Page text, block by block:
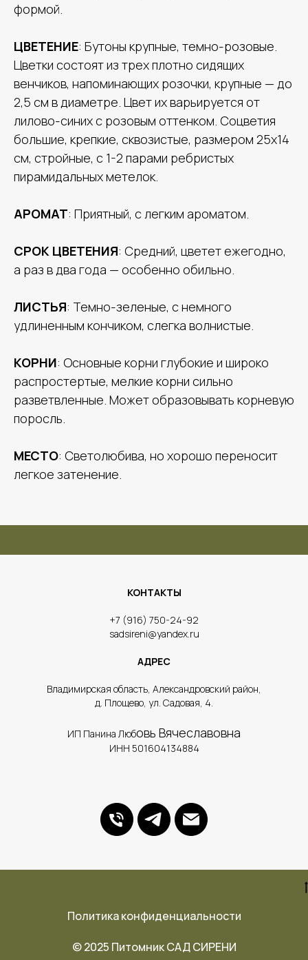
формой.
ЦВЕТЕНИЕ: Бутоны крупные, темно-розовые.
Цветки состоят из трех плотно сидящих
венчиков, напоминающих розочки, крупные — до
2,5 см в диаметре. Цвет их варьируется от
лилово-синих с розовым оттенком. Соцветия
большие, крепкие, сквозистые, размером 25х14
см, стройные, с 1-2 парами ребристых
пирамидальных метелок.
АРОМАТ: Приятный, с легким ароматом.
СРОК ЦВЕТЕНИЯ: Средний, цветет ежегодно,
а раз в два года — особенно обильно.
ЛИСТЬЯ: Темно-зеленые, с немного
удлиненным кончиком, слегка волнистые.
КОРНИ: Основные корни глубокие и широко
распростертые, мелкие корни сильно
разветвленные. Может образовывать корневую
поросль.
МЕСТО: Светолюбива, но хорошо переносит
легкое затенение.
КОНТАКТЫ
​+7 (916) 750-24-92
sadsireni@yandex.ru
АДРЕС
​Владимирская область, Александровский район,
д. Площево, ул. Садовая, 4.
ИП Панина Любовь Вячеславовна
ИНН 501604134884
Политика конфиденциальности
© 2025 Питомник САД СИРЕНИ